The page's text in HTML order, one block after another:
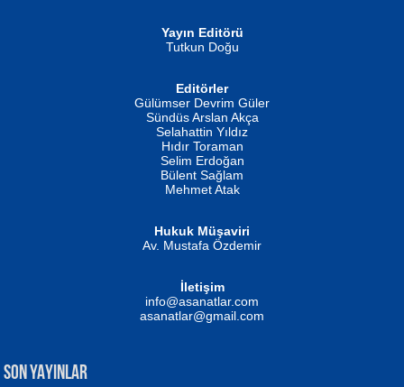
İSMAİL OKUTAN
Erkeklerin Kahrolması Ne Demektir
Evvel Zaman Tanrıçası...
Yayın Editörü
Tutkun Doğu
Editörler
Gülümser Devrim Güler
Sündüs Arslan Akça
Selahattin Yıldız
Hıdır Toraman
Selim Erdoğan
Bülent Sağlam
Mehmet Atak
Hukuk Müşaviri
Av. Mustafa Özdemir
İletişim
info@asanatlar.com
asanatlar@gmail.com
SON YAYINLAR